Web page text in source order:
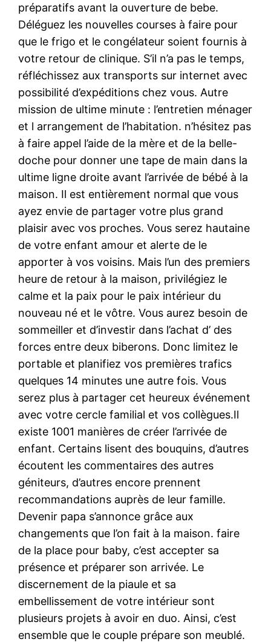
préparatifs avant la ouverture de bebe.
Déléguez les nouvelles courses à faire pour
que le frigo et le congélateur soient fournis à
votre retour de clinique. S’il n’a pas le temps,
réfléchissez aux transports sur internet avec
possibilité d’expéditions chez vous. Autre
mission de ultime minute : l’entretien ménager
et l arrangement de l’habitation. n’hésitez pas
à faire appel l’aide de la mère et de la belle-
doche pour donner une tape de main dans la
ultime ligne droite avant l’arrivée de bébé à la
maison. Il est entièrement normal que vous
ayez envie de partager votre plus grand
plaisir avec vos proches. Vous serez hautaine
de votre enfant amour et alerte de le
apporter à vos voisins. Mais l’un des premiers
heure de retour à la maison, privilégiez le
calme et la paix pour le paix intérieur du
nouveau né et le vôtre. Vous aurez besoin de
sommeiller et d’investir dans l’achat d’ des
forces entre deux biberons. Donc limitez le
portable et planifiez vos premières trafics
quelques 14 minutes une autre fois. Vous
serez plus à partager cet heureux événement
avec votre cercle familial et vos collègues.Il
existe 1001 manières de créer l’arrivée de
enfant. Certains lisent des bouquins, d’autres
écoutent les commentaires des autres
géniteurs, d’autres encore prennent
recommandations auprès de leur famille.
Devenir papa s’annonce grâce aux
changements que l’on fait à la maison. faire
de la place pour baby, c’est accepter sa
présence et préparer son arrivée. Le
discernement de la piaule et sa
embellissement de votre intérieur sont
plusieurs projets à avoir en duo. Ainsi, c’est
ensemble que le couple prépare son meublé.